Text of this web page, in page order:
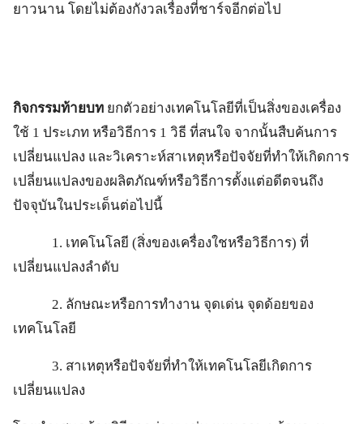
ยาวนาน โดยไม่ต้องกังวลเรื่องที่ชาร์จอีกต่อไป
กิจกรรมท้ายบท ยกตัวอย่างเทคโนโลยีที่เป็นสิ่งของเครื่อง
ใช้ 1 ประเภท หรือวิธีการ 1 วิธี ที่สนใจ จากนั้นสืบค้นการ
เปลี่ยนแปลง และวิเคราะห์สาเหตุหรือปัจจัยที่ทำให้เกิดการ
เปลี่ยนแปลงของผลิตภัณฑ์หรือวิธีการตั้งแต่อดีตจนถึง
ปัจจุบันในประเด็นต่อไปนี้
1. เทคโนโลยี (สิ่งของเครื่องใชหรือวิธีการ) ที่
เปลี่ยนแปลงลำดับ
2. ลักษณะหรือการทำงาน จุดเด่น จุดด้อยของ
เทคโนโลยี
3. สาเหตุหรือปัจจัยที่ทำให้เทคโนโลยีเกิดการ
เปลี่ยนแปลง